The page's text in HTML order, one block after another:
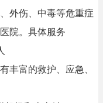
外伤、中毒等危重症
院。具体服务
丰富的救护、应急、